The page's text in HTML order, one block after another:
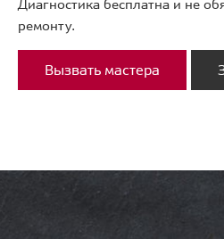
Диагностика бесплатна и не
ремонту.
Вызвать мастера